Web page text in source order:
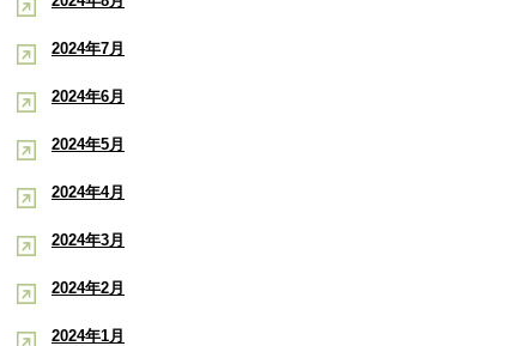
2024年7月
2024年6月
2024年5月
2024年4月
2024年3月
2024年2月
2024年1月